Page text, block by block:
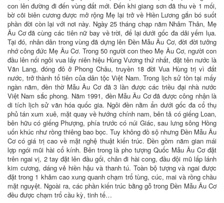
con lên đường đi đến vùng đất mới. Đến khi giang sơn đã thu vè 1 mối,
bờ cõi biên cương được mở rộng Mẹ lại trở về Hiền Lương gắn bó suốt
phần đời còn lại với nơi này. Ngày 25 tháng chạp năm Nhâm Thân, Mẹ
Âu Cơ đã cùng các tiên nữ bay về trời, để lại dưới gốc đa dải yếm lụa.
Tại đó, nhân dân trong vùng đã dựng lên Đền Mẫu Âu Cơ, đời đời tưởng
nhớ công đức Mẹ Âu Cơ. Trong 50 người con theo Mẹ Âu Cơ, người con
đầu lên nối ngôi vua lấy niên hiệu Hùng Vương thứ nhất, đặt tên nước là
Văn Lang, đóng đô ở Phong Châu, truyền 18 đời Vua Hùng trị vì đất
nước, trở thành tổ tiên của dân tộc Việt Nam. Trong lịch sử tồn tại mấy
ngàn năm, đền thờ Mẫu Âu Cơ đã 3 lần được các triều đại nhà nước
Việt Nam sắc phong. Năm 1991, đền Mẫu Âu Cơ đã được công nhận là
di tích lịch sử văn hóa quốc gia. Ngôi đền nằm ẩn dưới gốc đa cổ thụ
phủ tán xum xuê, mặt quay về hướng chính nam, bên tả có giếng Loan,
bên hữu có giếng Phượng, phía trước có núi Giác, sau lưng sông Hồng
uốn khúc như rồng thiêng bao bọc. Tuy không đồ sộ nhưng Đền Mẫu Âu
Cơ có giá trị cao về mặt nghệ thuật kiến trúc. Đền gồm năm gian mái
lợp ngói mũi hài cổ kính. Bên trong là pho tượng Quốc Mẫu Âu Cơ đặt
trên ngai vị, 2 tay đặt lên đầu gối, chân đi hài cong, đầu đội mũ lấp lánh
kim cương, dáng vẻ hiền hậu và thanh tú. Toàn bộ tượng và ngai được
đặt trong 1 khảm cao xung quanh chạm trổ tùng, cúc, mai và rồng chầu
mặt nguyệt. Ngoài ra, các phần kiến trúc bằng gỗ trong Đền Mẫu Âu Cơ
đều được chạm trổ cầu kỳ, tinh tế…